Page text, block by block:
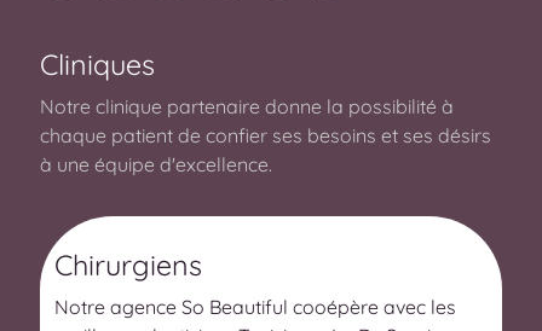
Cliniques
Notre clinique partenaire donne la possibilité à
chaque patient de confier ses besoins et ses désirs
à une équipe d'excellence.
Chirurgiens
Notre agence So Beautiful cooépère avec les